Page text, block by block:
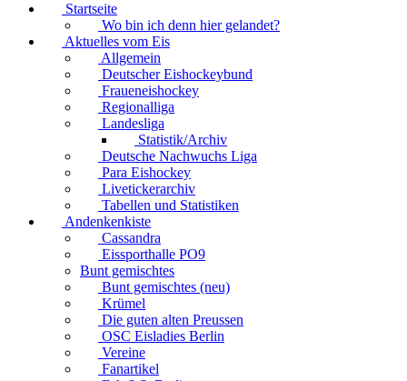
Startseite
Wo bin ich denn hier gelandet?
Aktuelles vom Eis
Allgemein
Deutscher Eishockeybund
Fraueneishockey
Regionalliga
Landesliga
Statistik/Archiv
Deutsche Nachwuchs Liga
Para Eishockey
Livetickerarchiv
Tabellen und Statistiken
Andenkenkiste
Cassandra
Eissporthalle PO9
Bunt gemischtes
Bunt gemischtes (neu)
Krümel
Die guten alten Preussen
OSC Eisladies Berlin
Vereine
Fanartikel